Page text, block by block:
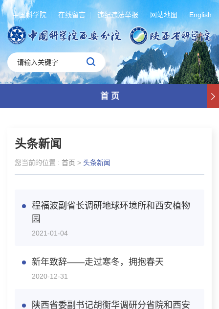
中国科学院 在线留言 违纪违法举报 网站地图 English
首 页
头条新闻
您当前的位置 : 首页 > 头条新闻
程福波副省长调研地球环境所和西安植物
园
2021-01-04
新年致辞——走过寒冬，拥抱春天
2020-12-31
陕西省委副书记胡衡华调研分省院和西安